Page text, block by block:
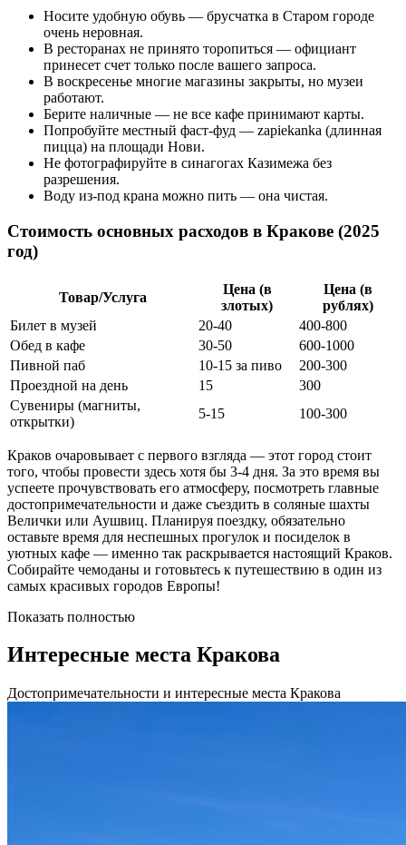
Носите удобную обувь — брусчатка в Старом городе
очень неровная.
В ресторанах не принято торопиться — официант
принесет счет только после вашего запроса.
В воскресенье многие магазины закрыты, но музеи
работают.
Берите наличные — не все кафе принимают карты.
Попробуйте местный фаст-фуд — zapiekanka (длинная
пицца) на площади Нови.
Не фотографируйте в синагогах Казимежа без
разрешения.
Воду из-под крана можно пить — она чистая.
Стоимость основных расходов в Кракове (2025
год)
Товар/Услуга
Цена (в
злотых)
Цена (в
рублях)
Билет в музей
20-40
400-800
Обед в кафе
30-50
600-1000
Пивной паб
10-15 за пиво
200-300
Проездной на день
15
300
Сувениры (магниты,
открытки)
5-15 100-300
Краков очаровывает с первого взгляда — этот город стоит
того, чтобы провести здесь хотя бы 3-4 дня. За это время вы
успеете прочувствовать его атмосферу, посмотреть главные
достопримечательности и даже съездить в соляные шахты
Велички или Аушвиц. Планируя поездку, обязательно
оставьте время для неспешных прогулок и посиделок в
уютных кафе — именно так раскрывается настоящий Краков.
Собирайте чемоданы и готовьтесь к путешествию в один из
самых красивых городов Европы!
Показать полностью
Интересные места Кракова
Достопримечательности и интересные места Кракова